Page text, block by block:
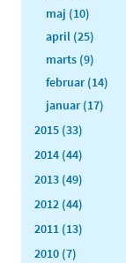
maj (10)
april (25)
marts (9)
februar (14)
januar (17)
2015 (33)
2014 (44)
2013 (49)
2012 (44)
2011 (13)
2010 (7)